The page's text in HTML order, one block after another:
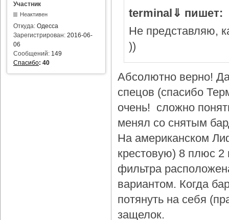
Участник
Неактивен
Откуда: Одесса
Зарегистрирован: 2016-06-
06
Сообщений: 149
Спасибо: 40
terminal⇓ пишет:
Не представляю,
))
Абсолютно верно!
спецов (спасибо
очень! сложно
менял со снятым
На американском
крестовую) 8 плюс 2
фильтра
вариантом. Когда
потянуть на себя
защелок.